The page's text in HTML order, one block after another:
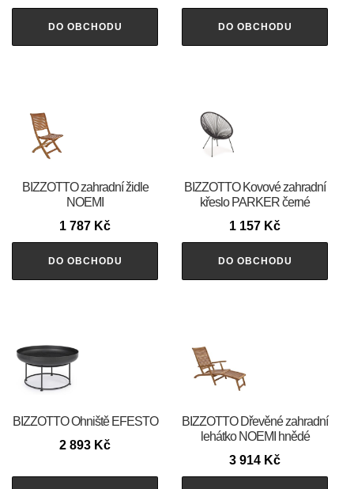
DO OBCHODU DO OBCHODU
BIZZOTTO zahradní židle
NOEMI
1 787 Kč
DO OBCHODU
BIZZOTTO Kovové zahradní
křeslo PARKER černé
1 157 Kč
DO OBCHODU
BIZZOTTO Ohniště EFESTO
2 893 Kč
BIZZOTTO Dřevěné zahradní
lehátko NOEMI hnědé
3 914 Kč